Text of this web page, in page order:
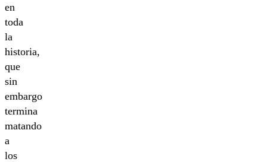
en
toda
la
historia,
que
sin
embargo
termina
matando
a
los